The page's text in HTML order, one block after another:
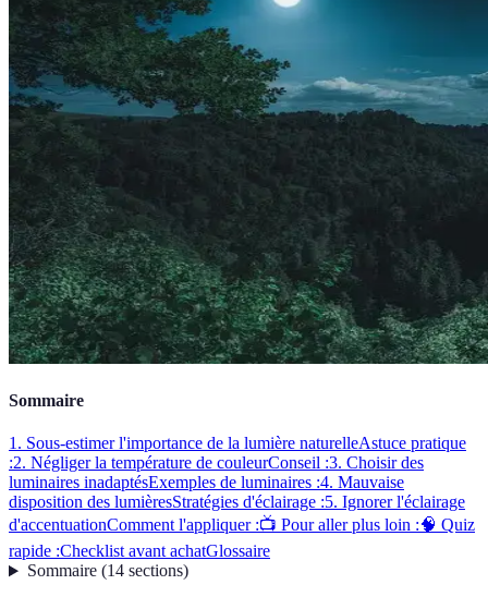
Sommaire
1. Sous-estimer l'importance de la lumière naturelleAstuce pratique
:2. Négliger la température de couleurConseil :3. Choisir des
luminaires inadaptésExemples de luminaires :4. Mauvaise
disposition des lumièresStratégies d'éclairage :5. Ignorer l'éclairage
d'accentuationComment l'appliquer :📺 Pour aller plus loin :🧠 Quiz
rapide :Checklist avant achatGlossaire
Sommaire(14 sections)